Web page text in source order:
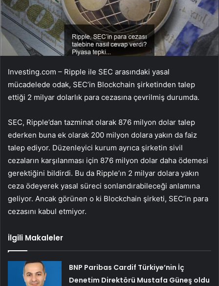
Investing.com – Ripple ile SEC arasındaki yasal
mücadelede odak, SEC’in Blockchain şirketinden talep
ettiği 2 milyar dolarlık para cezasına çevrilmiş durumda.
SEC, Ripple’dan tazminat olarak 876 milyon dolar talep
ederken buna ek olarak 200 milyon dolara yakın da faiz
talep ediyor. Düzenleyici kurum ayrıca şirketin sivil
cezaların karşılanması için 876 milyon dolar daha ödemesi
gerektiğini bildirdi. Bu da Ripple’ın 2 milyar dolara yakın
ceza ödeyerek yasal süreci sonlandırabileceği anlamına
geliyor. Ancak görünen o ki Blockchain şirketi, SEC’in para
cezasını kabul etmiyor.
İlgili Makaleler
BNP Paribas Cardif Türkiye’nin İç
Denetim Direktörü Mustafa Güneş oldu